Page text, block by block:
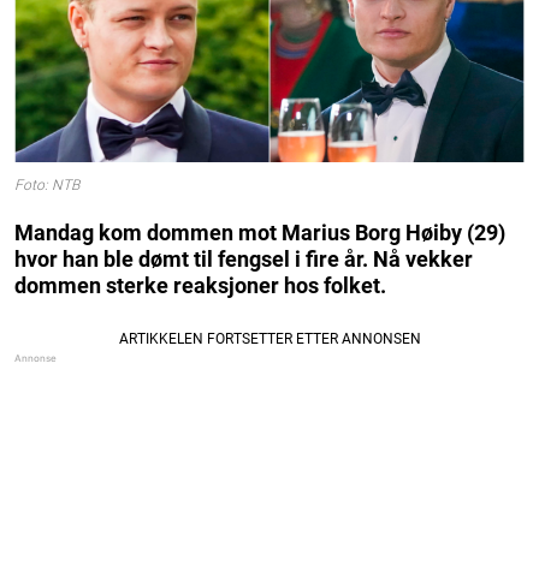
Foto: NTB
Mandag kom dommen mot Marius Borg Høiby (29)
hvor han ble dømt til fengsel i fire år. Nå vekker
dommen sterke reaksjoner hos folket.